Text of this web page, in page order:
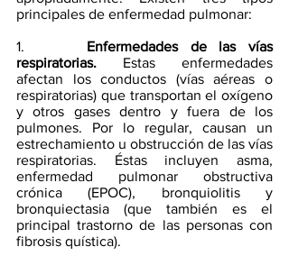
principales de enfermedad pulmonar:
1. Enfermedades de las vías
respiratorias. Estas enfermedades
afectan los conductos (vías aéreas o
respiratorias) que transportan el oxígeno
y otros gases dentro y fuera de los
pulmones. Por lo regular, causan un
estrechamiento u obstrucción de las vías
respiratorias. Éstas incluyen asma,
enfermedad pulmonar obstructiva
crónica (EPOC), bronquiolitis y
bronquiectasia (que también es el
principal trastorno de las personas con
fibrosis quística).